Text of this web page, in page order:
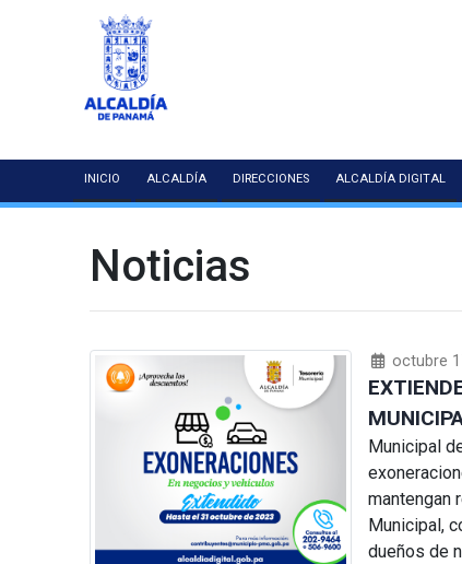
INICIO ALCALDÍA DIRECCIONES ALCALDÍA DIGITAL
Noticias
octubre
Municipal
mantengan
Municipal,
dueños de